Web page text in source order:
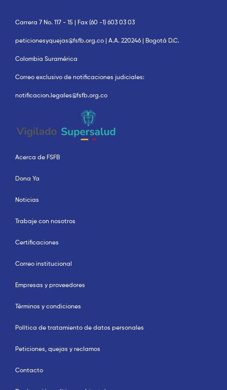
Carrera 7 No. 117 - 15 | Fax (60 -1) 603 03 03
peticionesyquejas@fsfb.org.co | A.A. 220246 | Bogotá D.C.
Colombia Suramérica
Correo exclusivo de notificaciones judiciales:
notificacion.legales@fsfb.org.co
Acerca de FSFB
Dona Ya
Noticias
Trabaje con nosotros
Certificaciones
Correo institucional
Empresas y proveedores
Términos y condiciones
Política de tratamiento de datos personales
Peticiones, quejas y reclamos
Contacto